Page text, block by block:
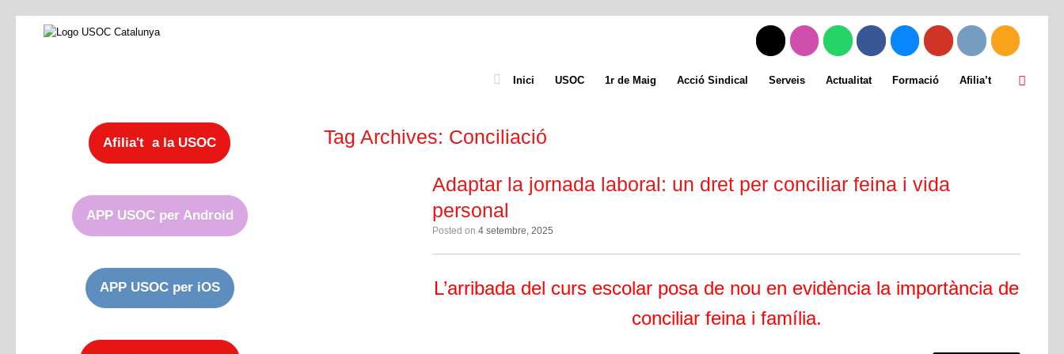
Inici USOC 1r de Maig Acció Sindical Serveis Actualitat Formació Afilia’t
Tag Archives: Conciliació
Adaptar la jornada laboral: un dret per conciliar feina i vida
personal
Posted on4 setembre, 2025
L’arribada del curs escolar posa de nou en evidència la importància de
conciliar feina i família.
Afilia't a la USOC
APP USOC per Android
APP USOC per iOS